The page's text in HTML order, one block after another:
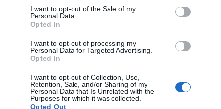
consent section.
I want to opt-out of the Sale of my
Personal Data.
Opted In
I want to opt-out of processing my
Personal Data for Targeted Advertising.
Opted In
I want to opt-out of Collection, Use,
Retention, Sale, and/or Sharing of my
Personal Data that Is Unrelated with the
Purposes for which it was collected.
Opted Out
A LAKOSSÁGRA IS FONTOS SZEREP HÁRUL A
SZÚNYOGINVÁZIÓ ELKERÜLÉSÉBEN
Országos hírek
TÚLFOGYASZTÁS NAPJA - JÚLIUS 30-RA
FELHASZNÁLTA AZ EMBERISÉG A FÖLD EGÉSZ
ÉVRE ELEGENDŐ ERŐFORRÁSAIT